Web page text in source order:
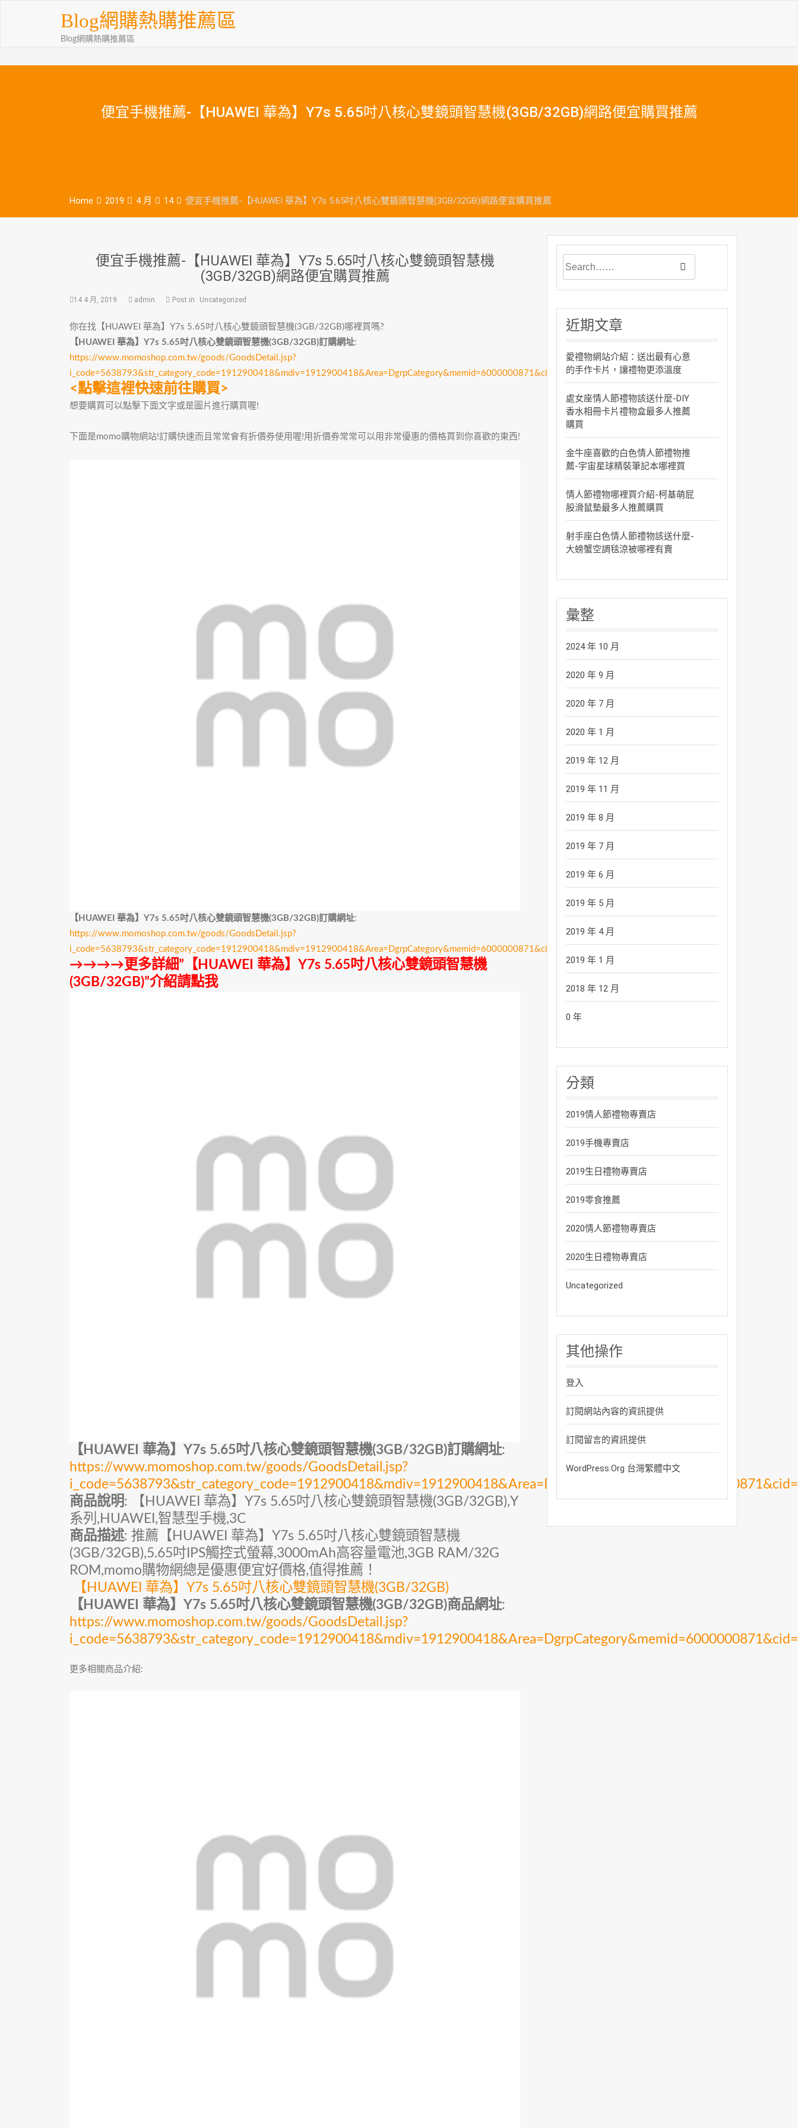
Blog網購熱購推薦區
Blog網購熱購推薦區
便宜手機推薦-【HUAWEI 華為】Y7s 5.65吋八核心雙鏡頭智慧機(3GB/32GB)網路便宜購買推薦
Home 2019 4 月 14 便宜手機推薦-【HUAWEI 華為】Y7s 5.65吋八核心雙鏡頭智慧機(3GB/32GB)網路便宜購買推薦
便宜手機推薦-【HUAWEI 華為】Y7s 5.65吋八核心雙鏡頭智慧機
(3GB/32GB)網路便宜購買推薦
14 4 月, 2019 admin Post in Uncategorized
你在找【HUAWEI 華為】Y7s 5.65吋八核心雙鏡頭智慧機(3GB/32GB)哪裡買嗎?
【HUAWEI 華為】Y7s 5.65吋八核心雙鏡頭智慧機(3GB/32GB)訂購網址:
https://www.momoshop.com.tw/goods/GoodsDetail.jsp?
i_code=5638793&str_category_code=1912900418&mdiv=1912900418&Area=DgrpCategory&memid=6000000871&cid=apuad&oid=1&osm=league
<點擊這裡快速前往購買>
想要購買可以點擊下面文字或是圖片進行購買喔!
下面是momo購物網站!訂購快速而且常常會有折價券使用喔!用折價券常常可以用非常優惠的價格買到你喜歡的東西!
【HUAWEI 華為】Y7s 5.65吋八核心雙鏡頭智慧機(3GB/32GB)訂購網址:
https://www.momoshop.com.tw/goods/GoodsDetail.jsp?
i_code=5638793&str_category_code=1912900418&mdiv=1912900418&Area=DgrpCategory&memid=6000000871&cid=apuad&oid=1&osm=league
→→→→更多詳細”【HUAWEI 華為】Y7s 5.65吋八核心雙鏡頭智慧機
(3GB/32GB)”介紹請點我
【HUAWEI 華為】Y7s 5.65吋八核心雙鏡頭智慧機(3GB/32GB)訂購網址:
https://www.momoshop.com.tw/goods/GoodsDetail.jsp?
商品說明: 【HUAWEI 華為】Y7s 5.65吋八核心雙鏡頭智慧機(3GB/32GB),Y
系列,HUAWEI,智慧型手機,3C
商品描述: 推薦【HUAWEI 華為】Y7s 5.65吋八核心雙鏡頭智慧機
(3GB/32GB),5.65吋IPS觸控式螢幕,3000mAh高容量電池,3GB RAM/32G
ROM,momo購物網總是優惠便宜好價格,值得推薦！
【HUAWEI 華為】Y7s 5.65吋八核心雙鏡頭智慧機(3GB/32GB)
【HUAWEI 華為】Y7s 5.65吋八核心雙鏡頭智慧機(3GB/32GB)商品網址:
https://www.momoshop.com.tw/goods/GoodsDetail.jsp?
更多相關商品介紹:
近期文章
愛禮物網站介紹：送出最有心意
的手作卡片，讓禮物更添溫度
處女座情人節禮物該送什麼-DIY
香水相冊卡片禮物盒最多人推薦
購買
金牛座喜歡的白色情人節禮物推
薦-宇宙星球精裝筆記本哪裡買
情人節禮物哪裡買介紹-柯基萌屁
股滑鼠墊最多人推薦購買
射手座白色情人節禮物該送什麼-
大螃蟹空調毯涼被哪裡有賣
彙整
2024 年 10 月
2020 年 9 月
2020 年 7 月
2020 年 1 月
2019 年 12 月
2019 年 11 月
2019 年 8 月
2019 年 7 月
2019 年 6 月
2019 年 5 月
2019 年 4 月
2019 年 1 月
2018 年 12 月
0 年
分類
2019情人節禮物專賣店
2019手機專賣店
2019生日禮物專賣店
2019零食推薦
2020情人節禮物專賣店
2020生日禮物專賣店
Uncategorized
其他操作
登入
訂閱網站內容的資訊提供
訂閱留言的資訊提供
WordPress.org 台灣繁體中文